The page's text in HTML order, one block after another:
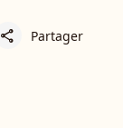
share Partager